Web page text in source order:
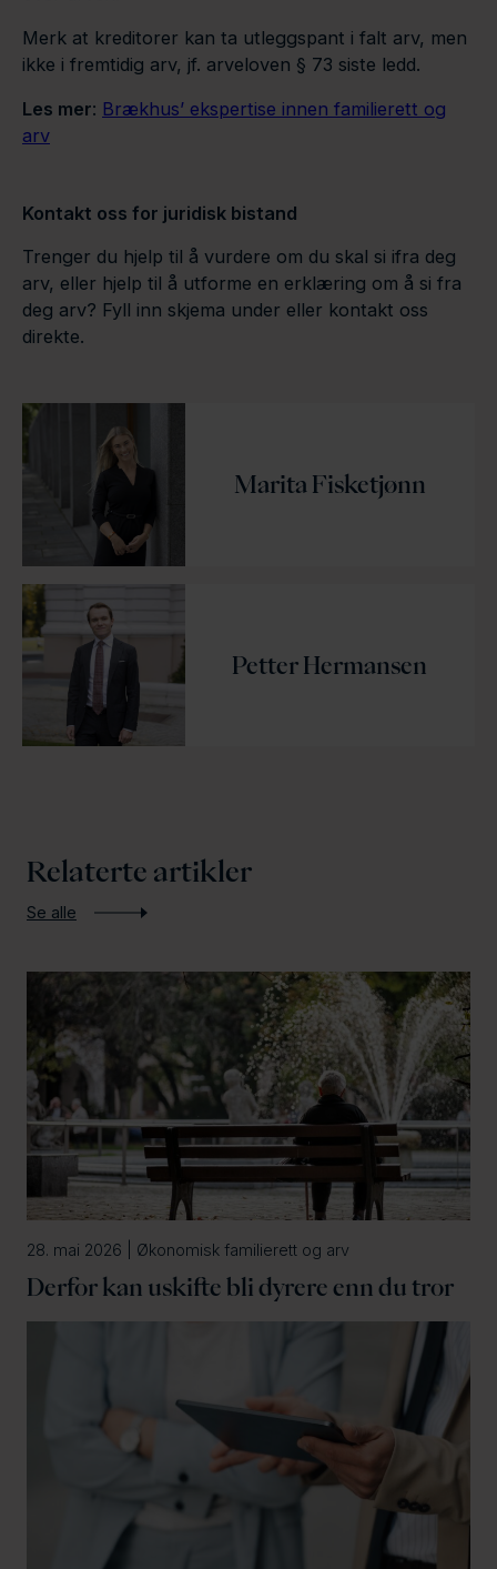
Merk at kreditorer kan ta utleggspant i falt arv, men
ikke i fremtidig arv, jf. arveloven § 73 siste ledd.
Les mer: Brækhus’ ekspertise innen familierett og
arv
Kontakt oss for juridisk bistand
Trenger du hjelp til å vurdere om du skal si ifra deg
arv, eller hjelp til å utforme en erklæring om å si fra
deg arv? Fyll inn skjema under eller kontakt oss
direkte.
Marita Fisketjønn
Petter Hermansen
Relaterte artikler
Se alle
28. mai 2026 | Økonomisk familierett og arv
Derfor kan uskifte bli dyrere enn du tror